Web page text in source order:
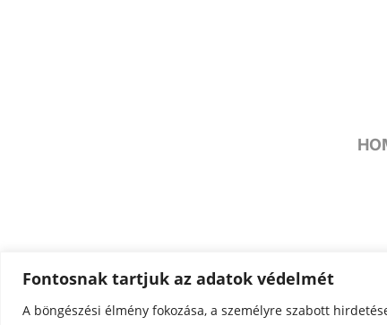
Fontosnak tartjuk az adatok védelmét
A böngészési élmény fokozása, a személyre szabott